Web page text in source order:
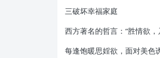
三破坏幸福家庭
西方著名的哲言：“胜情欲
每逢饱暖思婬欲，面对美色